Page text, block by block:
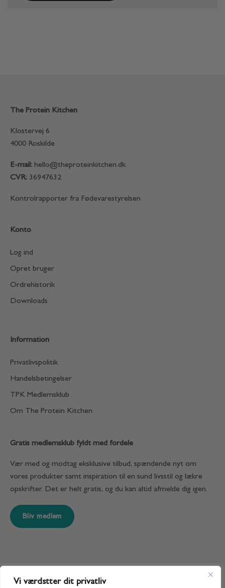
Vi værdstter dit privatliv
The Protein Kitchen
Klostervej 6
4000 Roskilde
E-mail: hello@theproteinkitchen.dk
CVR:36947632
Kontrolrapporter fra Fødevarestyrelsen
Konto
Log ind
Opret bruger
Ordrehistorik
Downloads
Information
Privatlivspolitik
Handelsbetingelser
TPK Medlemsklub
Om The Protein Kitchen
Gratis medlemsklub fyldt med fordele
Vær med og modtag eksklusive tilbud, spændende nyt om
vores produkter samt inspiration til en sund livsstil og lækre
opskrifter. Det er helt gratis, og du kan altid afmelde dig igen.
Bliv medlem